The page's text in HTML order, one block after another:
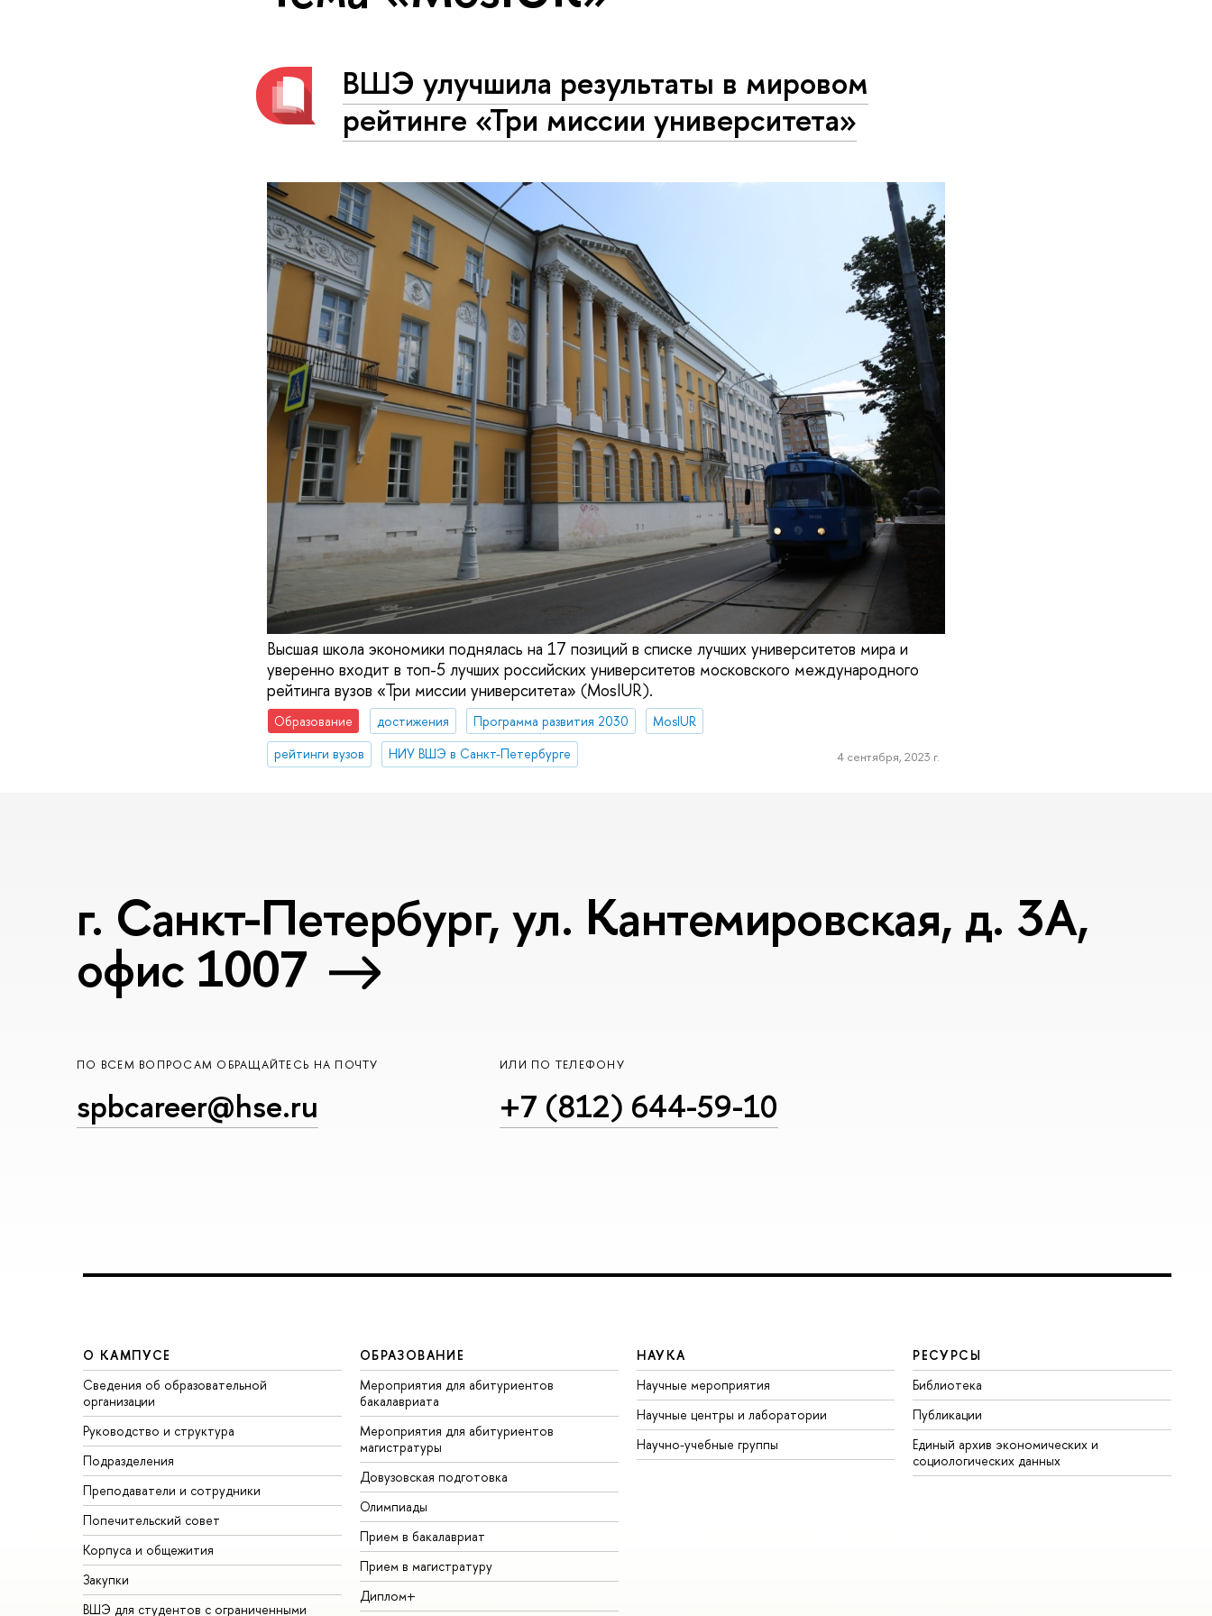
ВШЭ улучшила результаты в мировом
рейтинге «Три миссии университета»
Высшая школа экономики поднялась на 17 позиций в списке лучших университетов мира и
уверенно входит в топ-5 лучших российских университетов московского международного
рейтинга вузов «Три миссии университета» (MosIUR).
Образование достижения Программа развития 2030
MosIUR
рейтинги вузов
НИУ ВШЭ в Санкт-Петербурге 4 сентября, 2023 г.
г. Санкт-Петербург, ул. Кантемировская, д. 3А,
офис 1007
ПО ВСЕМ ВОПРОСАМ ОБРАЩАЙТЕСЬ НА ПОЧТУ
spbcareer@hse.ru
ИЛИ ПО ТЕЛЕФОНУ
+7 (812) 644-59-10
О КАМПУСЕ
Сведения об образовательной
организации
Руководство и структура
Подразделения
Преподаватели и сотрудники
Попечительский совет
Корпуса и общежития
Закупки
ВШЭ для студентов с ограниченными
ОБРАЗОВАНИЕ
Мероприятия для абитуриентов
бакалавриата
Мероприятия для абитуриентов
магистратуры
Довузовская подготовка
Олимпиады
Прием в бакалавриат
Прием в магистратуру
Диплом+
НАУКА
Научные мероприятия
Научные центры и лаборатории
Научно-учебные группы
РЕСУРСЫ
Библиотека
Публикации
Единый архив экономических и
социологических данных